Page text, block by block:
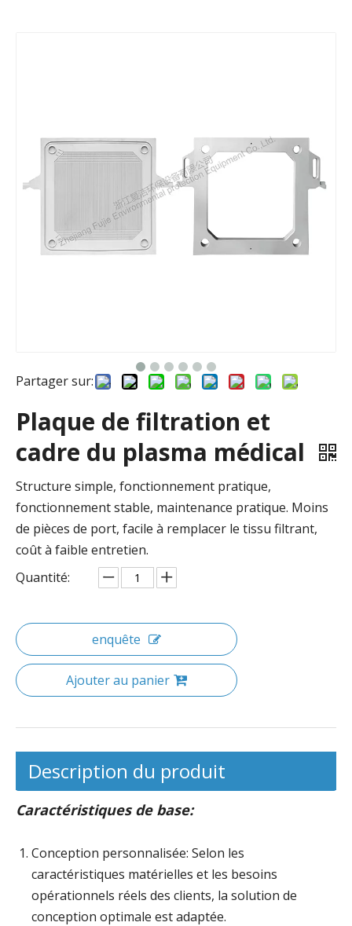
Partager sur:
Plaque de filtration et
cadre du plasma médical
Structure simple, fonctionnement pratique,
fonctionnement stable, maintenance pratique. Moins
de pièces de port, facile à remplacer le tissu filtrant,
coût à faible entretien.
Quantité:
enquête
Ajouter au panier
Description du produit
Caractéristiques de base:
Conception personnalisée: Selon les
caractéristiques matérielles et les besoins
opérationnels réels des clients, la solution de
conception optimale est adaptée.